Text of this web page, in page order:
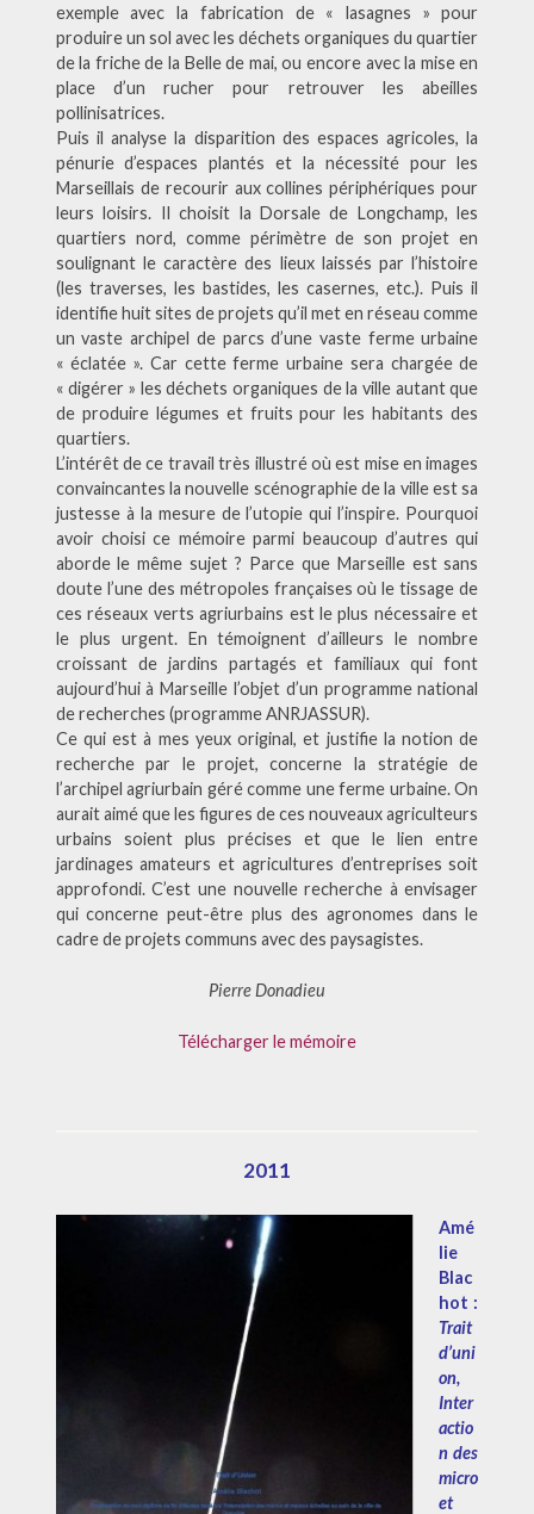
exemple avec la fabrication de « lasagnes » pour
produire un sol avec les déchets organiques du quartier
de la friche de la Belle de mai, ou encore avec la mise en
place d’un rucher pour retrouver les abeilles
pollinisatrices.
Puis il analyse la disparition des espaces agricoles, la
pénurie d’espaces plantés et la nécessité pour les
Marseillais de recourir aux collines périphériques pour
leurs loisirs. Il choisit la Dorsale de Longchamp, les
quartiers nord, comme périmètre de son projet en
soulignant le caractère des lieux laissés par l’histoire
(les traverses, les bastides, les casernes, etc.). Puis il
identifie huit sites de projets qu’il met en réseau comme
un vaste archipel de parcs d’une vaste ferme urbaine
« éclatée ». Car cette ferme urbaine sera chargée de
« digérer » les déchets organiques de la ville autant que
de produire légumes et fruits pour les habitants des
quartiers.
L’intérêt de ce travail très illustré où est mise en images
convaincantes la nouvelle scénographie de la ville est sa
justesse à la mesure de l’utopie qui l’inspire. Pourquoi
avoir choisi ce mémoire parmi beaucoup d’autres qui
aborde le même sujet ? Parce que Marseille est sans
doute l’une des métropoles françaises où le tissage de
ces réseaux verts agriurbains est le plus nécessaire et
le plus urgent. En témoignent d’ailleurs le nombre
croissant de jardins partagés et familiaux qui font
aujourd’hui à Marseille l’objet d’un programme national
de recherches (programme ANRJASSUR).
Ce qui est à mes yeux original, et justifie la notion de
recherche par le projet, concerne la stratégie de
l’archipel agriurbain géré comme une ferme urbaine. On
aurait aimé que les figures de ces nouveaux agriculteurs
urbains soient plus précises et que le lien entre
jardinages amateurs et agricultures d’entreprises soit
approfondi. C’est une nouvelle recherche à envisager
qui concerne peut-être plus des agronomes dans le
cadre de projets communs avec des paysagistes.
Pierre Donadieu
Télécharger le mémoire
2011
Amé
lie
Blac
hot :
Trait
d’uni
on,
Inter
actio
n des
micro
et